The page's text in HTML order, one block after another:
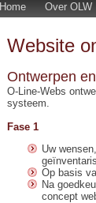
Home Over OLW
Website
Ontwerpen
O-Line-Webs
systeem.
Fase 1
Uw
Op basis
Na
concept